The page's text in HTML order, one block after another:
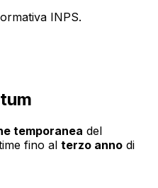
INPS.
temporanea del
fino al terzo anno di